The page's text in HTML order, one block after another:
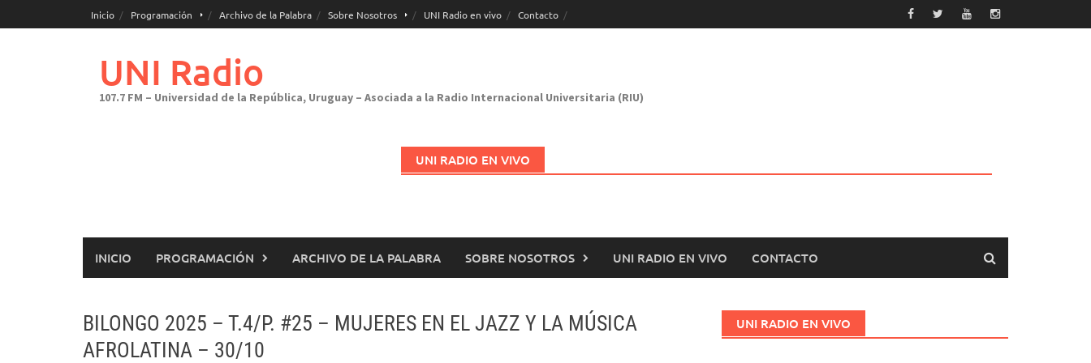
al
Inicio Programación Archivo de la Palabra Sobre Nosotros UNI Radio en vivo Contacto
UNI Radio
107.7 FM – Universidad de la República, Uruguay – Asociada a la Radio Internacional Universitaria (RIU)
UNI RADIO EN VIVO
INICIO PROGRAMACIÓN ARCHIVO DE LA PALABRA SOBRE NOSOTROS UNI RADIO EN VIVO CONTACTO
BILONGO 2025 – T.4/P. #25 – MUJERES EN EL JAZZ Y LA MÚSICA
AFROLATINA – 30/10
UNI RADIO EN VIVO